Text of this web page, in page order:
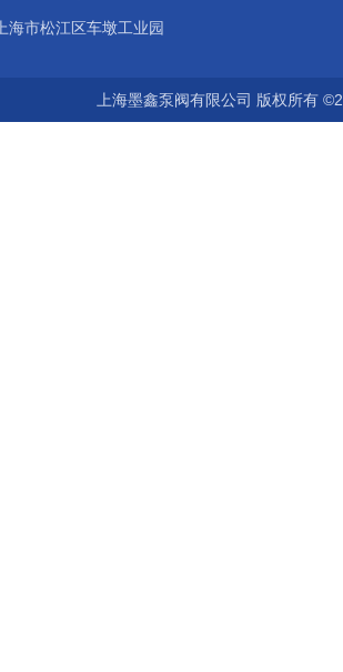
上海市松江区车墩工业园
上海墨鑫泵阀有限公司 版权所有